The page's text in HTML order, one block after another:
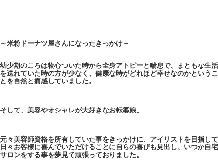
～米粉ドーナツ屋さんになったきっかけ～
幼少期のころは物心ついた時から全身アトピーと喘息で、まともな生活
を送れていた時の方が少なく、健康な時がどれほど幸せなのかというこ
とを自然と痛感していました。
そして、美容やオシャレが大好きなお転婆娘。
元々美容師資格を所有していた事をきっかけに、アイリストを目指して
日々お客様に喜んでいただけることに自らの喜びも見出し、いつか自宅
サロンをする事を夢見て頑張っておりました。